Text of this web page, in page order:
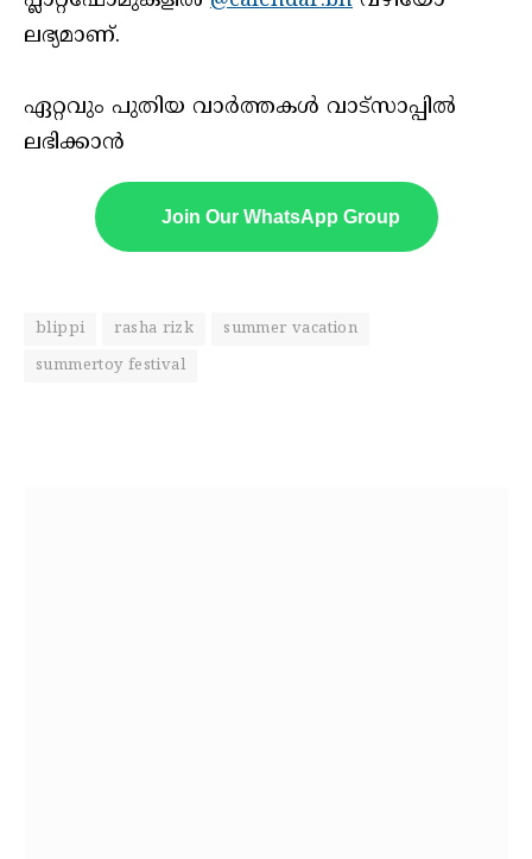
ലഭ്യമാണ്.
ഏറ്റവും പുതിയ വാർത്തകൾ വാട്സാപ്പിൽ
ലഭിക്കാൻ
Join Our WhatsApp Group
blippi rasha rizk
summer vacation
summertoy festival